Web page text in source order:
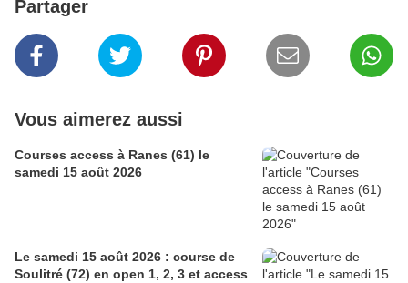
Partager
Vous aimerez aussi
Courses access à Ranes (61) le
samedi 15 août 2026
Le samedi 15 août 2026 : course de
Soulitré (72) en open 1, 2, 3 et access